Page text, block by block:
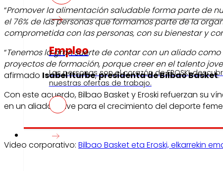
Empleo
Las personas son el corazón de EROSKI,
nuestras ofertas de trabajo.
Inversores
“Promover la alimentación saludable forma parte de
el 76% de las personas que formamos parte de la
comprometida con las personas, con su bienestar y
“Tenemos la gran suerte de contar con un aliado
proyectos de formación, porque creer en el talento
afirmado Isabel Iturbe,presidenta de Bilbao Basket.
Con este acuerdo, Bilbao Basket y Eroski refuerzan su
en un aliado clave para el crecimiento del deporte
Video corporativo: Bilbao Basket eta Eroski, elkarrekin